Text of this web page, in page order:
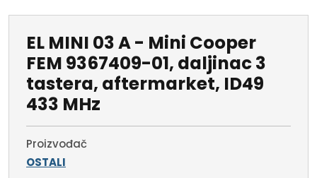
EL MINI 03 A - Mini Cooper
FEM 9367409-01, daljinac 3
tastera, aftermarket, ID49
433 MHz
Proizvođač
OSTALI